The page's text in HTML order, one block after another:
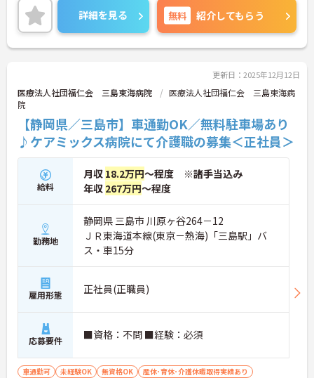
ご興味のある方には面接ポイントなどお伝えします
のでお気軽にお問い合わせください！
詳細を見る 無料 紹介してもらう
更新日：2025年12月12日
医療法人社団福仁会 三島東海病院
医療法人社団福仁会 三島東海病
院
【静岡県／三島市】車通勤OK／無料駐車場あり
♪ケアミックス病院にて介護職の募集＜正社員＞
給料
月収 18.2万円～程度 ※諸手当込み
年収 267万円～程度
勤務地
静岡県 三島市 川原ヶ谷264－12
ＪＲ東海道本線(東京－熱海)「三島駅」バ
ス・車15分
雇用形態 正社員(正職員)
応募要件 ■資格：不問 ■経験：必須
車通勤可 未経験OK 無資格OK
産休･育休･介護休暇取得実績あり